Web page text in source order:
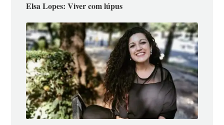
Elsa Lopes: Viver com lúpus